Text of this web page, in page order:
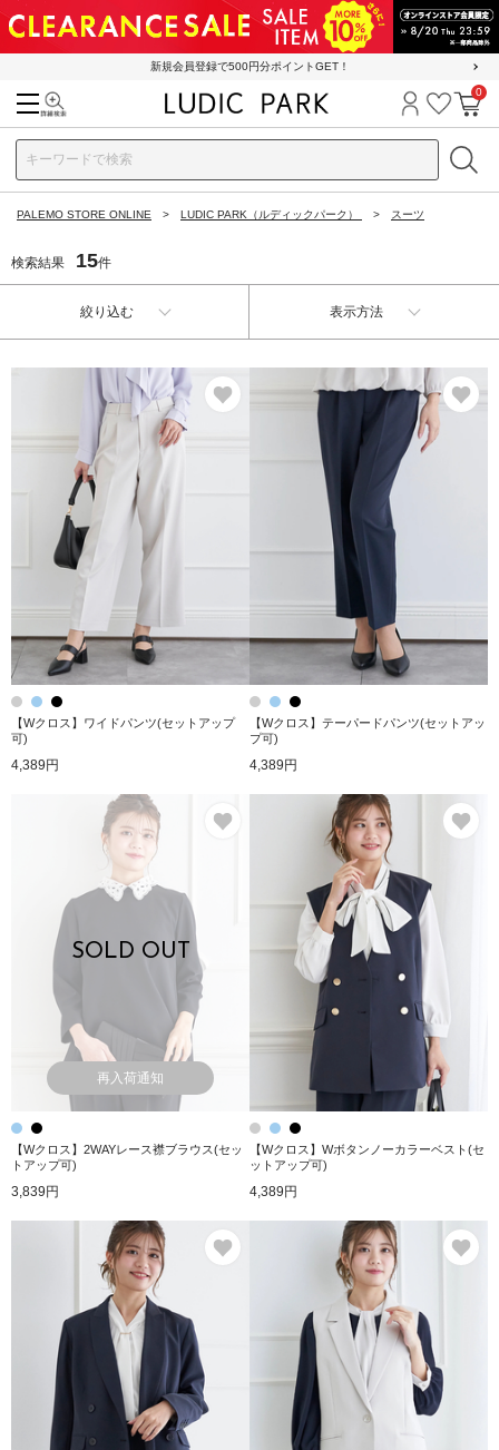
新規会員登録で500円分ポイントGET！
ログイン
お気に
カ
0
PALEMO STORE ONLINE LUDIC PARK（ルディックパーク） スーツ
検索結果 15件
絞り込む 表示方法
【Wクロス】ワイドパンツ(セットアップ
可)
4,389円
【Wクロス】テーパードパンツ(セットアッ
プ可)
4,389円
SOLD OUT
再入荷通知
【Wクロス】2WAYレース襟ブラウス(セッ
トアップ可)
3,839円
【Wクロス】Wボタンノーカラーベスト(セ
ットアップ可)
4,389円